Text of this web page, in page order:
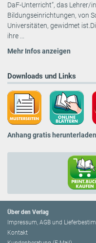
DaF-Unterricht“, das Lehrer/
Bildungseinrichtungen, von
Universitäten, gewidmet
ihre ...
Mehr Infos anzeigen
Downloads und Links
Anhang gratis herunterladen
Über den Verlag
Impressum, AGB und
Kontakt